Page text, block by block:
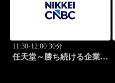
11:30-12:00 30分
任天堂～勝ち続ける企業の